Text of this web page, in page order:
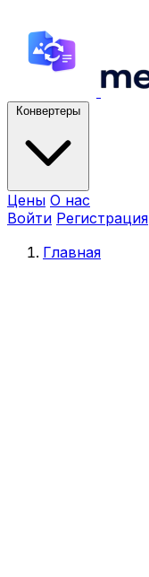
Конвертеры
Цены О нас
Войти Регистрация
Главная